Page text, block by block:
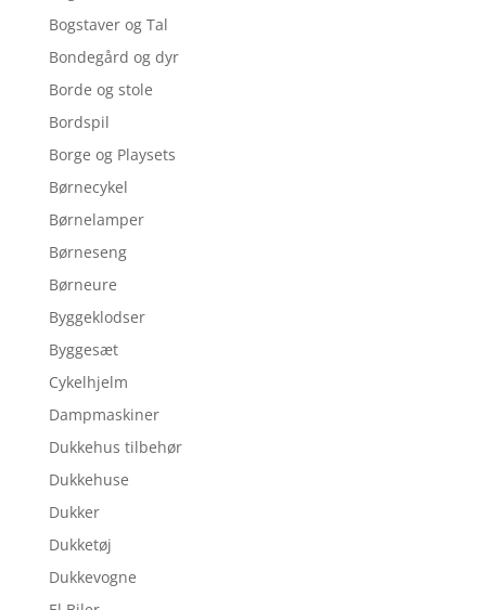
Bogstaver og Tal
Bondegård og dyr
Borde og stole
Bordspil
Borge og Playsets
Børnecykel
Børnelamper
Børneseng
Børneure
Byggeklodser
Byggesæt
Cykelhjelm
Dampmaskiner
Dukkehus tilbehør
Dukkehuse
Dukker
Dukketøj
Dukkevogne